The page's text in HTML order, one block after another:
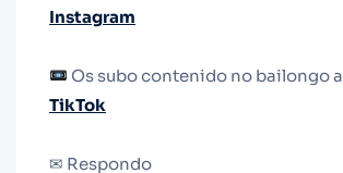
Instagram
Os subo contenido no bailongo a
TikTok
✉ Respondo